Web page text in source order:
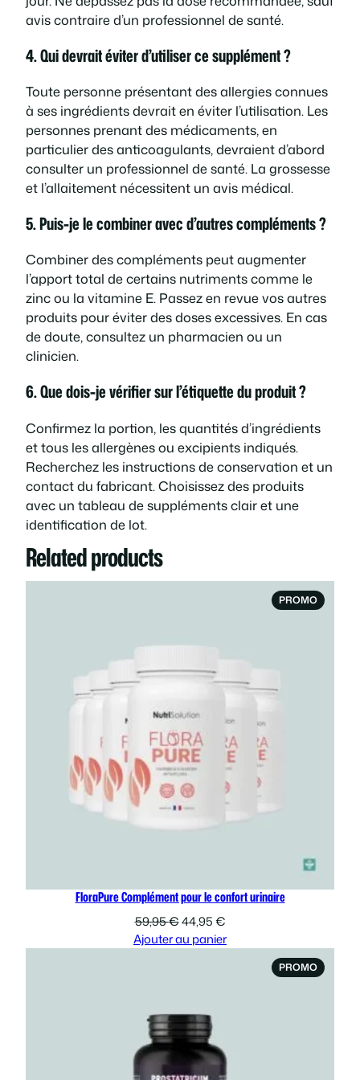
avis contraire d’un professionnel de santé.
4. Qui devrait éviter d’utiliser ce supplément ?
Toute personne présentant des allergies connues
à ses ingrédients devrait en éviter l’utilisation. Les
personnes prenant des médicaments, en
particulier des anticoagulants, devraient d’abord
consulter un professionnel de santé. La grossesse
et l’allaitement nécessitent un avis médical.
5. Puis-je le combiner avec d’autres compléments ?
Combiner des compléments peut augmenter
l’apport total de certains nutriments comme le
zinc ou la vitamine E. Passez en revue vos autres
produits pour éviter des doses excessives. En cas
de doute, consultez un pharmacien ou un
clinicien.
6. Que dois-je vérifier sur l’étiquette du produit ?
Confirmez la portion, les quantités d’ingrédients
et tous les allergènes ou excipients indiqués.
Recherchez les instructions de conservation et un
contact du fabricant. Choisissez des produits
avec un tableau de suppléments clair et une
identification de lot.
Related products
PROMO
EN
FloraPure Complément pour le confort urinaire
59,95€Le
prix
44,95€Le
prix
Ajouter au panier
PROMO
EN